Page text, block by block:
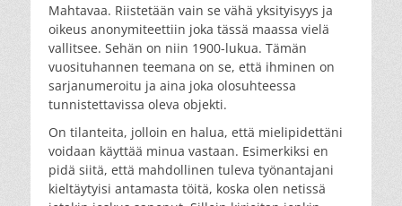
Mahtavaa. Riistetään vain se vähä yksityisyys ja
oikeus anonymiteettiin joka tässä maassa vielä
vallitsee. Sehän on niin 1900-lukua. Tämän
vuosituhannen teemana on se, että ihminen on
sarjanumeroitu ja aina joka olosuhteessa
tunnistettavissa oleva objekti.
On tilanteita, jolloin en halua, että mielipidettäni
voidaan käyttää minua vastaan. Esimerkiksi en
pidä siitä, että mahdollinen tuleva työnantajani
kieltäytyisi antamasta töitä, koska olen netissä